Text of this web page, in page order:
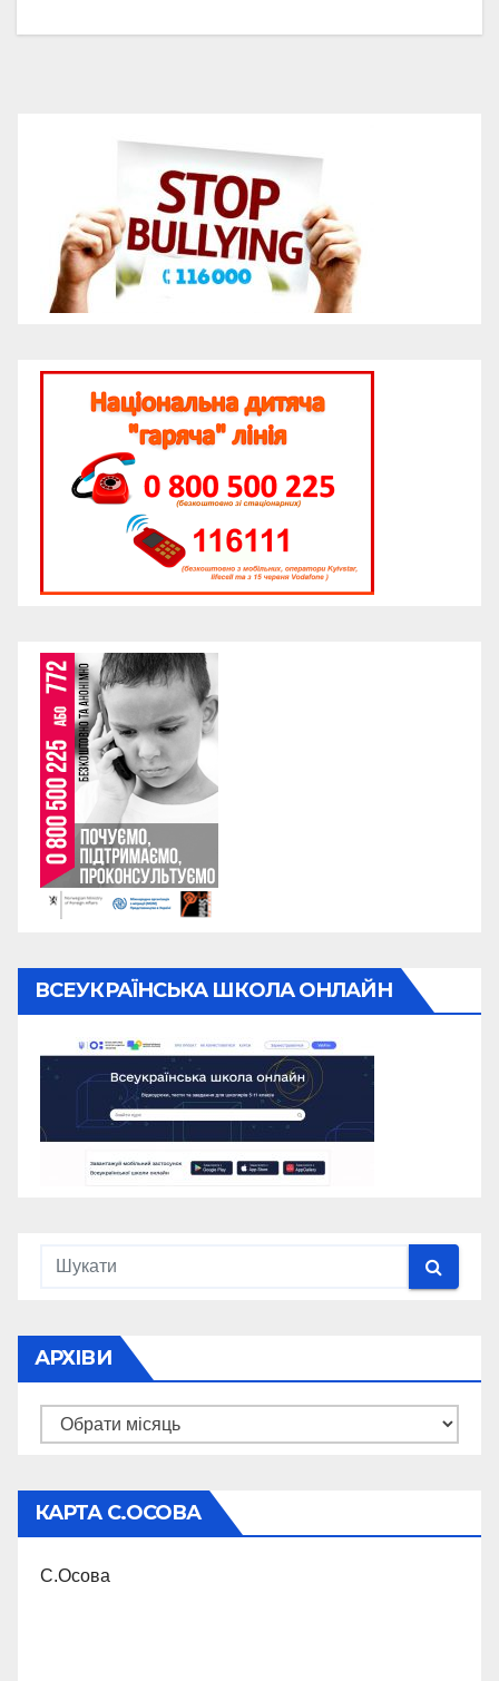
ВСЕУКРАЇНСЬКА ШКОЛА ОНЛАЙН
АРХІВИ
Архіви
КАРТА С.ОСОВА
С.Осова